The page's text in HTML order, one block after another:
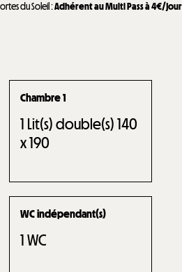
du Soleil:Adhérent au Multi Pass à 4€/
Chambre 1
1 Lit(s) double(s) 140
x 190
WC indépendant(s)
1WC